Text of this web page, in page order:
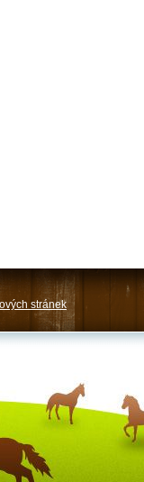
stránek